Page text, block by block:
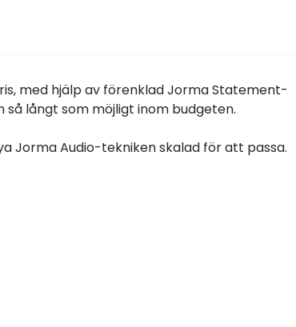
med hjälp av förenklad Jorma Statement-
långt som möjligt inom budgeten.
Jorma Audio-tekniken skalad för att passa.